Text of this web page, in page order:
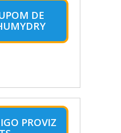
DE
PROVIZ